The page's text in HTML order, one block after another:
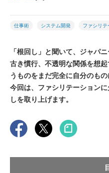
仕事術 システム開発 ファシリテ
「根回し」と聞いて、ジャパ
古き慣行、不透明な関係を想
うものをまだ完全に自分のも
今回は、ファシリテーション
しを取り上げます。